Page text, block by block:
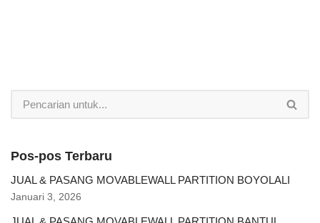
Pos-pos Terbaru
JUAL & PASANG MOVABLEWALL PARTITION BOYOLALI
Januari 3, 2026